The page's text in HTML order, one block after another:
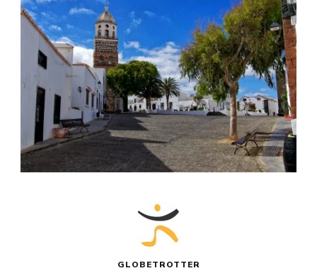
GLOBETROTTER